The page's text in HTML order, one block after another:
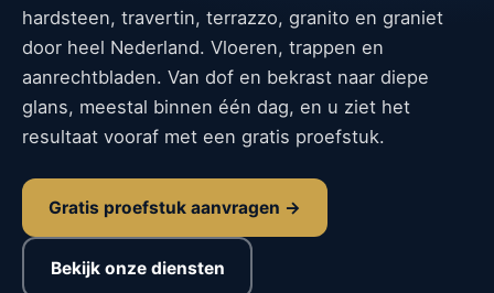
hardsteen, travertin, terrazzo, granito en graniet
door heel Nederland. Vloeren, trappen en
aanrechtbladen. Van dof en bekrast naar diepe
glans, meestal binnen één dag, en u ziet het
resultaat vooraf met een gratis proefstuk.
Gratis proefstuk aanvragen →
Bekijk onze diensten